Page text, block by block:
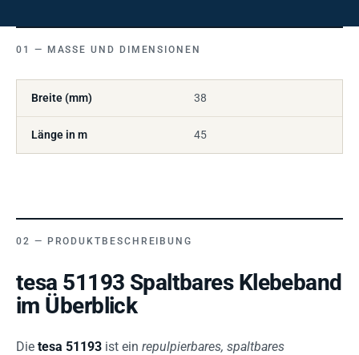
MASSE UND DIMENSIONEN
Breite (mm) 38
Länge in m 45
PRODUKTBESCHREIBUNG
tesa 51193 Spaltbares Klebeband
im Überblick
Die tesa 51193 ist ein repulpierbares, spaltbares